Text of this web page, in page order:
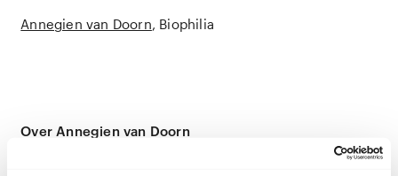
Annegien van Doorn Biophilia
Over Annegien van Doorn
Annegien van Doorn (1982, Vlissingen, Nederland)